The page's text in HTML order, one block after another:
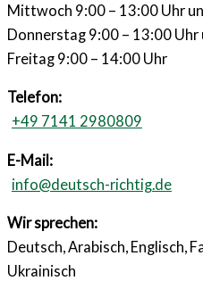
Mittwoch 9:00 – 13:00 Uhr
Donnerstag 9:00 – 13:00
Freitag 9:00 – 14:00 Uhr
Telefon:
+49 7141 2980809
E-Mail:
info@deutsch-richtig.de
Wir sprechen:
Deutsch, Arabisch, Englisch,
Ukrainisch